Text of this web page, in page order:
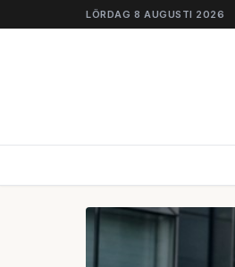
LÖRDAG 8 AUGUSTI 2026